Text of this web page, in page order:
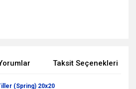
Taksit Seçenekleri
(Spring) 20x20